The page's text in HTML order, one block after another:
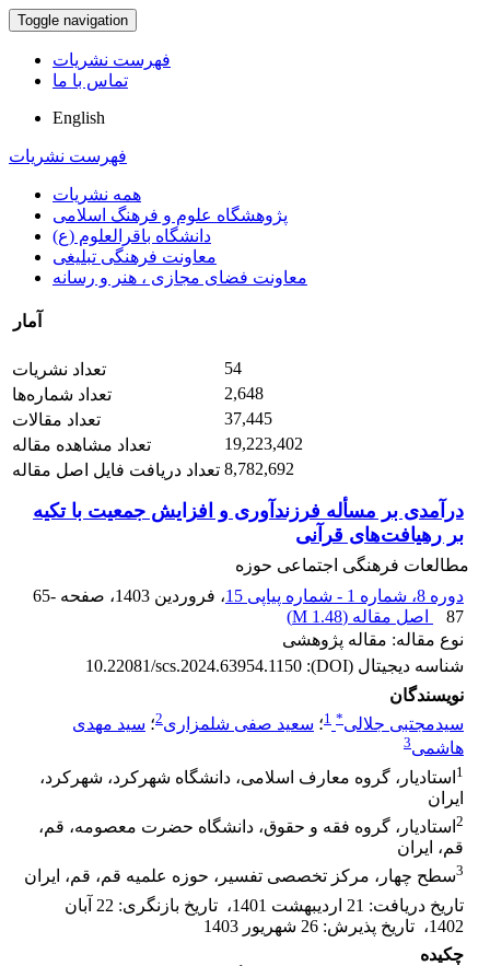
Toggle navigation
فهرست نشریات
تماس با ما
English
فهرست نشریات
همه نشریات
پژوهشگاه علوم و فرهنگ اسلامی
دانشگاه باقرالعلوم (ع)
معاونت فرهنگی تبلیغی
معاونت فضای مجازی ، هنر و رسانه
آمار
تعداد نشریات
54
تعداد شماره‌ها
2,648
تعداد مقالات
37,445
تعداد مشاهده مقاله
19,223,402
تعداد دریافت فایل اصل مقاله 8,782,692
درآمدی بر مسأله‌ فرزندآوری و افزایش جمعیت با تکیه
بر رهیافت‌های قرآنی
مطالعات فرهنگی اجتماعی حوزه
دوره 8، شماره 1 - شماره پیاپی 15
، فروردین 1403 ، صفحه 65-
87
اصل مقاله (1.48 M
)
نوع مقاله: مقاله پژوهشی
شناسه دیجیتال (DOI):
10.22081/scs.2024.63954.1150
نویسندگان
سیدمجتبی جلالی*
1؛ سعید صفی شلمزاری2؛ سید مهدی
هاشمی3
1 استادیار، گروه معارف اسلامی، دانشگاه شهرکرد، شهرکرد،
ایران
2 استادیار، گروه فقه و حقوق، دانشگاه حضرت معصومه، قم،
قم، ایران
3سطح چهار، مرکز تخصصی تفسیر، حوزه علمیه قم، قم، ایران
تاریخ دریافت: 21 اردیبهشت 1401 ، تاریخ بازنگری:
22 آبان
1402، تاریخ پذیرش: 26 شهریور 1403
چکیده